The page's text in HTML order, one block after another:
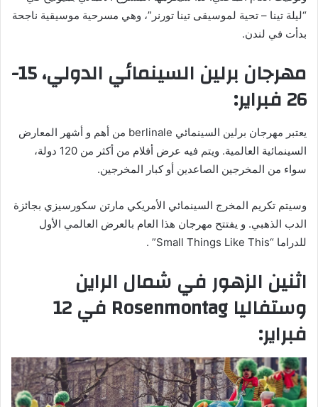
“ليلة تينا – تحية لموسيقى تينا تورنر”، وهي مسرحية موسيقية ناجحة
بدأت في لندن.
مهرجان برلين السينمائي الدولي، 15-
26 فبراير:
يعتبر مهرجان برلين السينمائي berlinale من أهم و أشهر المعارض
السينمائية العالمية. ويتم فيه عرض أفلام من أكثر من 120 دولة،
سواء من المخرجين الصاعدين أو كبار المخرجين.
وسيتم تكريم المخرج السينمائي الأمريكي مارتن سكورسيزي بجائزة
الدب الذهبي. و يفتتح مهرجان هذا العام بالعرض العالمي الأول
للدراما “Small Things Like This” .
اثنين الزهور في شمال الراين
وستفاليا Rosenmontag في 12
فبراير: